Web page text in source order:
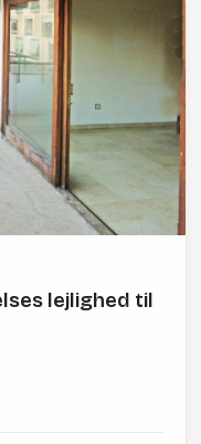
lejlighed til